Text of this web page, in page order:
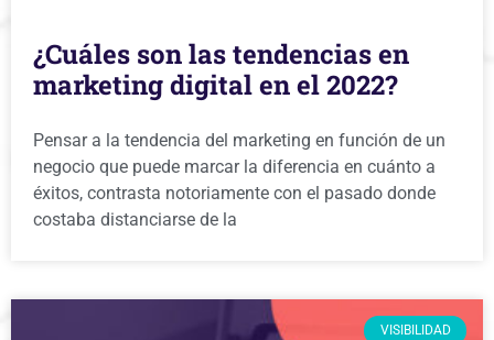
¿Cuáles son las tendencias en
marketing digital en el 2022?
Pensar a la tendencia del marketing en función de un
negocio que puede marcar la diferencia en cuánto a
éxitos, contrasta notoriamente con el pasado donde
costaba distanciarse de la
VISIBILIDAD